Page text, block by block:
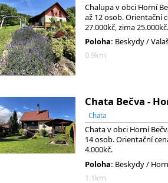
Chalupa v obci Horní
až 12 osob. Orientační
27.000kč, zima 25.000kč.
Poloha: Beskydy/
0.9km
Chata Bečva -
Chata
Chata v obci Horní
14 osob. Orientační
4.000kč.
Poloha: Beskydy /
1.1km